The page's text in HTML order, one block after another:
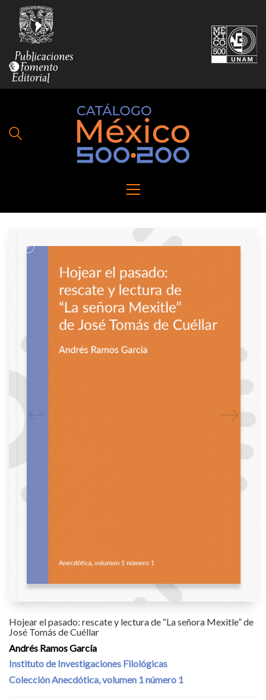
Hojear el pasado: rescate y lectura de “La señora Mexitle” de
José Tomás de Cuéllar
Andrés Ramos García
Instituto de Investigaciones Filológicas
Colección Anecdótica, volumen 1 número 1